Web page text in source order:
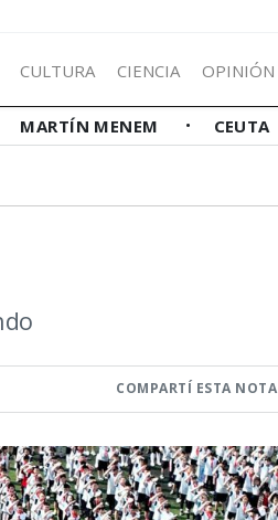
CULTURA CIENCIA OPINIÓN
MARTÍN MENEM CEUTA
COMPARTÍ ESTA NOTA